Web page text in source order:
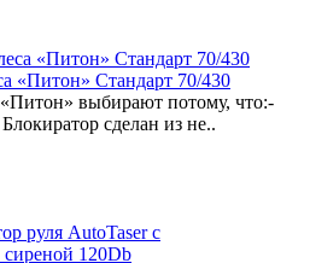
«Питон» Стандарт 70/430
выбирают потому, что:-
сделан из не..